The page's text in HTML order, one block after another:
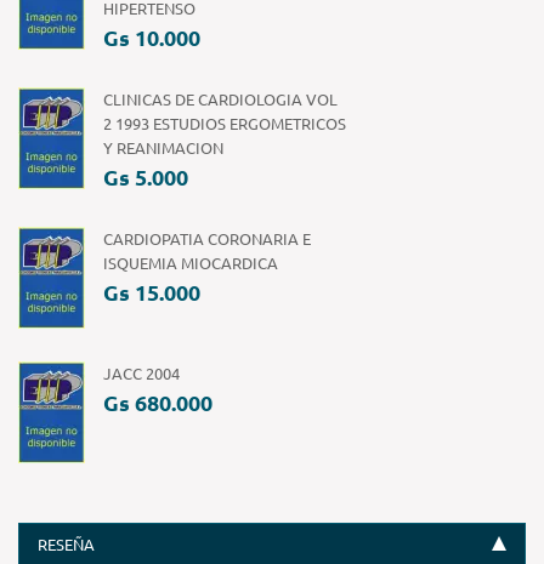
HIPERTENSO
Gs 10.000
CLINICAS DE CARDIOLOGIA VOL
2 1993 ESTUDIOS ERGOMETRICOS
Y REANIMACION
Gs 5.000
CARDIOPATIA CORONARIA E
ISQUEMIA MIOCARDICA
Gs 15.000
JACC 2004
Gs 680.000
RESEÑA